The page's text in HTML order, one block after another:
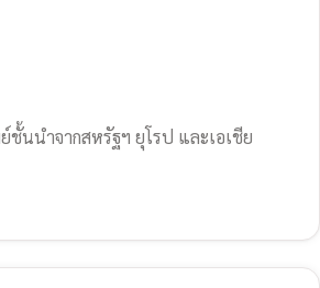
นนำจากสหรัฐฯ ยุโรป และเอเชีย